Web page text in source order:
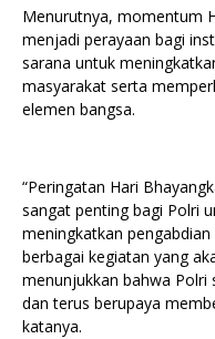
Menurutnya, momentum
menjadi perayaan bagi
sarana untuk
masyarakat serta
elemen bangsa.
“Peringatan Hari
sangat penting bagi Polri
meningkatkan
berbagai kegiatan yang
menunjukkan bahwa Polri
dan terus berupaya
katanya.